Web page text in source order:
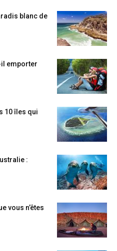
blanc de
il emporter
10 îles qui
:
vous n’êtes